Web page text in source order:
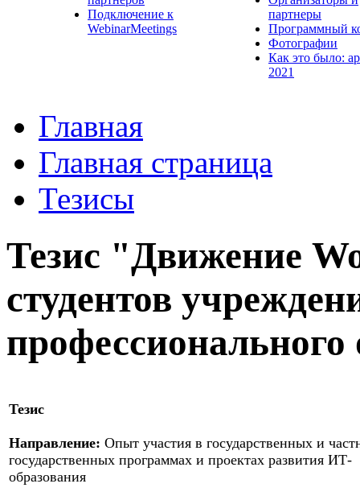
Подключение к
WebinarMeetings
партнеры
Программный
Фотографии
Как это было:
2021
Главная
Главная страница
Тезисы
Тезис "Движение
студентов
Тезис
Направление: Опыт участия в государственных и
государственных программах и проектах развития ИТ-
образования